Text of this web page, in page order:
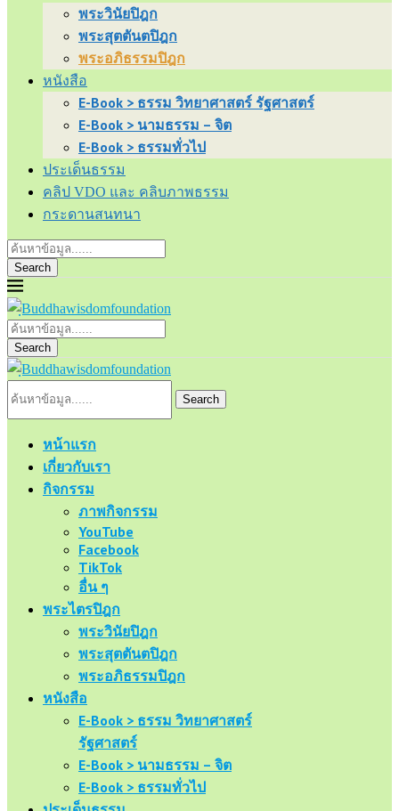
พระวินัยปิฎก
พระสุตตันตปิฎก
พระอภิธรรมปิฎก
หนังสือ
E-Book > ธรรม วิทยาศาสตร์ รัฐศาสตร์
E-Book > นามธรรม – จิต
E-Book > ธรรมทั่วไป
ประเด็นธรรม
คลิป VDO และ คลิบภาพธรรม
กระดานสนทนา
Search
Search
Search
หน้าแรก
เกี่ยวกับเรา
กิจกรรม
ภาพกิจกรรม
YouTube
Facebook
TikTok
อื่น ๆ
พระไตรปิฎก
พระวินัยปิฎก
พระสุตตันตปิฎก
พระอภิธรรมปิฎก
หนังสือ
E-Book > ธรรม วิทยาศาสตร์
รัฐศาสตร์
E-Book > นามธรรม – จิต
E-Book > ธรรมทั่วไป